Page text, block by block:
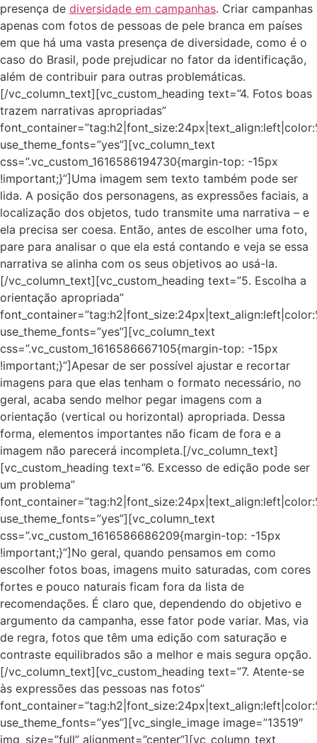
presença de diversidade em campanhas. Criar campanhas
apenas com fotos de pessoas de pele branca em países
em que há uma vasta presença de diversidade, como é o
caso do Brasil, pode prejudicar no fator da identificação,
além de contribuir para outras problemáticas.
[/vc_column_text][vc_custom_heading text=”4. Fotos boas
trazem narrativas apropriadas”
use_theme_fonts=”yes”][vc_column_text
css=”.vc_custom_1616586194730{margin-top: -15px
!important;}”]Uma imagem sem texto também pode ser
lida. A posição dos personagens, as expressões faciais, a
localização dos objetos, tudo transmite uma narrativa – e
ela precisa ser coesa. Então, antes de escolher uma foto,
pare para analisar o que ela está contando e veja se essa
narrativa se alinha com os seus objetivos ao usá-la.
[/vc_column_text][vc_custom_heading text=”5. Escolha a
orientação apropriada”
use_theme_fonts=”yes”][vc_column_text
css=”.vc_custom_1616586667105{margin-top: -15px
!important;}”]Apesar de ser possível ajustar e recortar
imagens para que elas tenham o formato necessário, no
geral, acaba sendo melhor pegar imagens com a
orientação (vertical ou horizontal) apropriada. Dessa
forma, elementos importantes não ficam de fora e a
imagem não parecerá incompleta.[/vc_column_text]
[vc_custom_heading text=”6. Excesso de edição pode ser
um problema”
use_theme_fonts=”yes”][vc_column_text
css=”.vc_custom_1616586686209{margin-top: -15px
!important;}”]No geral, quando pensamos em como
escolher fotos boas, imagens muito saturadas, com cores
fortes e pouco naturais ficam fora da lista de
recomendações. É claro que, dependendo do objetivo e
argumento da campanha, esse fator pode variar. Mas, via
de regra, fotos que têm uma edição com saturação e
contraste equilibrados são a melhor e mais segura opção.
[/vc_column_text][vc_custom_heading text=”7. Atente-se
às expressões das pessoas nas fotos”
use_theme_fonts=”yes”][vc_single_image image=”13519″
img_size=”full” alignment=”center”][vc_column_text